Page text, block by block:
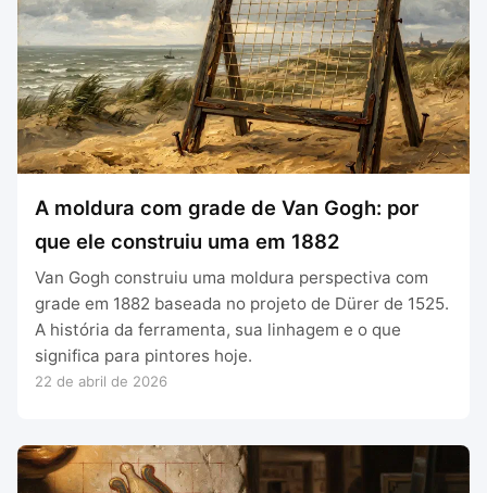
A moldura com grade de Van Gogh: por
que ele construiu uma em 1882
Van Gogh construiu uma moldura perspectiva com
grade em 1882 baseada no projeto de Dürer de 1525.
A história da ferramenta, sua linhagem e o que
significa para pintores hoje.
22 de abril de 2026